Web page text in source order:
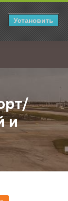
Установить
экспорт/импорт с
и